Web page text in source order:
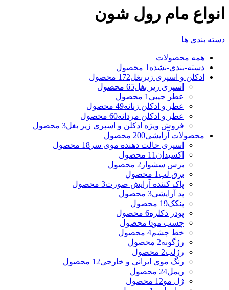
انواع مام رول شون
دسته بندی ها
همه محصولات
دسته-بندی-نشده 1 محصول
ادکلن و اسپری زیربغل172 محصول
اسپری زیر بغل65 محصول
عطر جیبی 1 محصول
عطر و ادکلن زنانه49 محصول
عطر و ادکلن مردانه60 محصول
فروش ویژه ادکلن و اسپری زیر بغل3 محصول
محصولات آرایشی200 محصول
اسپری حالت دهنده موی سر 18 محصول
اکسیدان 11 محصول
برس سشوار 2 محصول
برق لب 1 محصول
پاک کننده آرایش صورت3 محصول
پد آرایشی3 محصول
پنکک19 محصول
پودر دکلره6 محصول
چسب مو6 محصول
خط چشم4 محصول
رژگونه2 محصول
رژلب2 محصول
رنگ موی ایرانی و خارجی12 محصول
ریمل24 محصول
ژل مو12 محصول